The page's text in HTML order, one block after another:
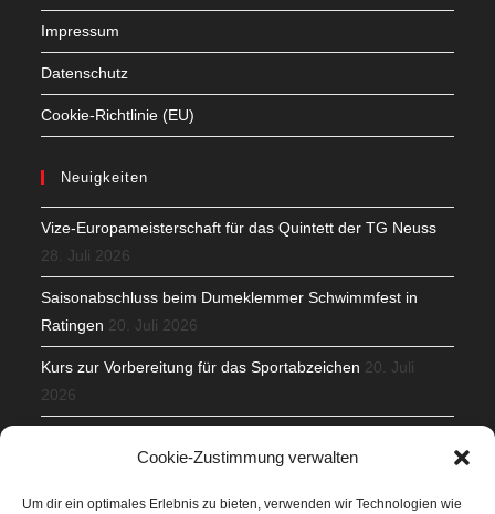
Cookie-Zustimmung verwalten
Um dir ein optimales Erlebnis zu bieten, verwenden wir Technologien wie
Impressum
Datenschutz
Cookie-Richtlinie (EU)
Neuigkeiten
Vize-Europameisterschaft für das Quintett der TG Neuss
28. Juli 2026
Saisonabschluss beim Dumeklemmer Schwimmfest in
Ratingen 20. Juli 2026
Kurs zur Vorbereitung für das Sportabzeichen 20. Juli
2026